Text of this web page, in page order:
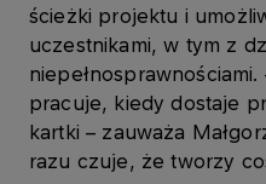
ścieżki projektu i
uczestnikami, w tym z
pracuje, kiedy dostaje
kartki – zauważa
razu czuje, że tworzy